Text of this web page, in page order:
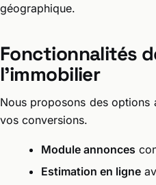
géographique.
Fonctionnalités
l’immobilier
Nous proposons des
vos conversions.
Module annonces
Estimation en ligne